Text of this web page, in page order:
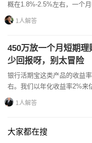
概在1.8%-2.5%左右，一个
品年化利率在2%-3%，一个
1人解答
450万放一个月短期
少回报呀，别太冒险
银行活期宝这类产品的收益
右。我们以年化收益率2%来
益。收益的计算公式是：本
1人解答
大家都在搜